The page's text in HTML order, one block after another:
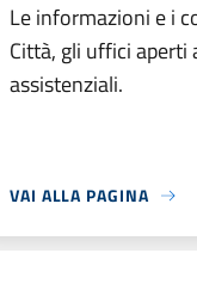
Le informazioni e i
Città, gli uffici aperti
assistenziali.
VAI ALLA PAGINA